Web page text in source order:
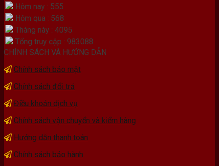
Hôm nay : 555
Hôm qua : 568
Tháng này : 4095
Tổng truy cập : 983088
CHÍNH SÁCH VÀ HƯỚNG DẪN
Chính sách bảo mật
Chính sách đổi trả
Điều khoản dịch vụ
Chính sách vận chuyển và kiểm hàng
Hướng dẫn thanh toán
Chính sách bảo hành